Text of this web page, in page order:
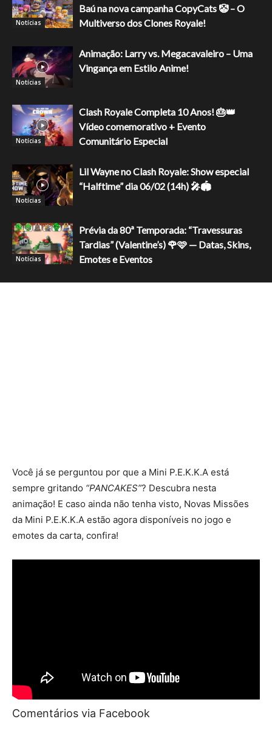
Notícias
Baú na nova campanha CopyCats 🤡 – O
Multiverso dos Clones Royale!
Notícias
Animação: Larry vs. Megacavaleiro – Uma
Vingança em Estilo Anime!
Notícias
Clash Royale Completa 10 Anos! 🎂👑
Vídeo comemorativo + Evento
Comunitário Especial
Notícias
Lil Wayne no Clash Royale: Show especial
“Halftime” dia 06/02 (14h) 🎤🏟️
Notícias
Prévia da 80ª Temporada: “Travessuras
Tardias” (Valentine’s) 🌹🩷 — Datas, Skins,
Emotes e Eventos
Você já se perguntou por que a Mini P.E.K.K.A está
sempre gritando “PANCAKES”? Descubra nesta
animação! E caso ainda não tenha visto, Novas Missões
da Mini P.E.K.K.A estão agora disponíveis no jogo e
emotes da carta, confira!
Comentários via Facebook